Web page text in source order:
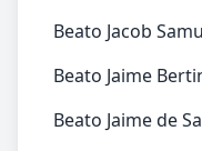
Beato Jacob
Beato Jaime
Beato Jaime de